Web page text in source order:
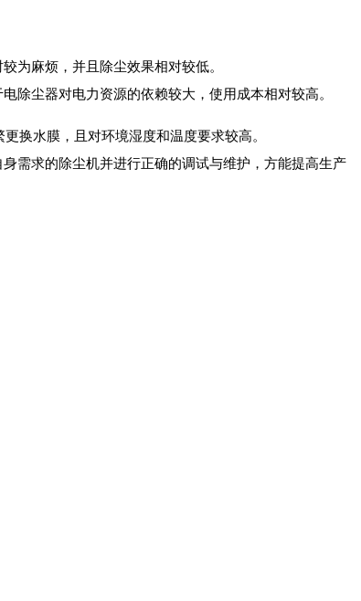
为麻烦，并且除尘效果相对较低。
除尘器对电力资源的依赖较大，使用成本相对较高。
换水膜，且对环境湿度和温度要求较高。
需求的除尘机并进行正确的调试与维护，方能提高生产